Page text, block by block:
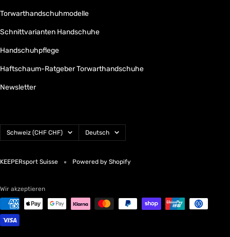
Torwarthandschuhmodelle
Schnittvarianten Handschuhe
Handschuhpflege
Haftschaum-Ratgeber Torwarthandschuhe
Newsletter
Land/Region
Schweiz (CHF CHF) Sprache
Deutsch
KEEPERsport Suisse Powered by Shopify
Wir akzeptieren